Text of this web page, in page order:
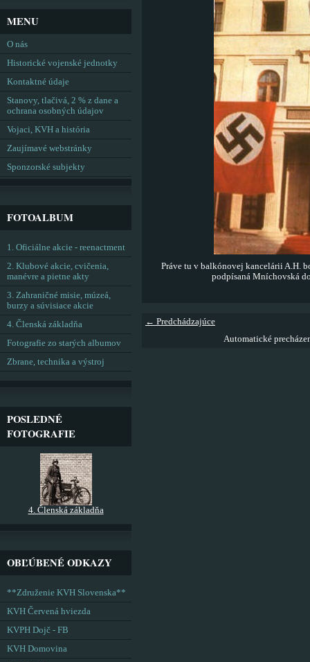
Práve tu v balkónovej kancelárii A.H.
podpísaná Mníchovská
← Predchádzajúce
Automatické
MENU
O nás
Historické vojenské jednotky
Kontaktné údaje
Stanovy, tlačivá, 2 % z dane a
ochrana osobných údajov
Vojaci, KVH a história
Zaujímavé webstránky
Sponzorské subjekty
FOTOALBUM
1. Oficiálne akcie - reenactment
2. Klubové akcie, cvičenia,
manévre a pietne akty
3. Zahraničné misie, múzeá,
burzy a súvisiace akcie
4. Členská základňa
Fotografie zo starých albumov
Zbrane, technika a výstroj
POSLEDNÉ
FOTOGRAFIE
4. Členská základňa
OBĽÚBENÉ ODKAZY
**Združenie KVH Slovenska**
KVH Červená hviezda
KVPH Dojč - FB
KVH Domovina